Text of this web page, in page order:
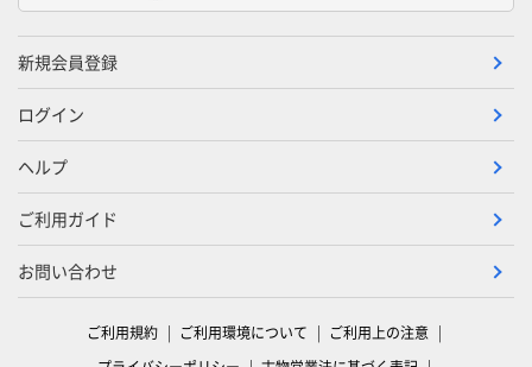
新規会員登録
ログイン
ヘルプ
ご利用ガイド
お問い合わせ
ご利用規約 ご利用環境について
ご利用上の注意